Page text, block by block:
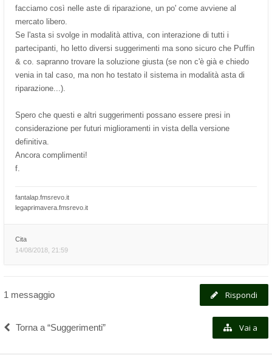
facciamo così nelle aste di riparazione, un po' come avviene al
mercato libero.
Se l'asta si svolge in modalità attiva, con interazione di tutti i
partecipanti, ho letto diversi suggerimenti ma sono sicuro che Puffin
& co. sapranno trovare la soluzione giusta (se non c'è già e chiedo
venia in tal caso, ma non ho testato il sistema in modalità asta di
riparazione...).
Spero che questi e altri suggerimenti possano essere presi in
considerazione per futuri miglioramenti in vista della versione
definitiva.
Ancora complimenti!
f.
fantalap.fmsrevo.it
legaprimavera.fmsrevo.it
Cita
14/08/2018, 21:59
1 messaggio Rispondi
Torna a “Suggerimenti” Vai a